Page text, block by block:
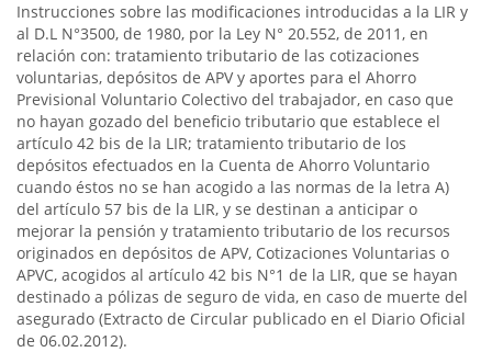
Instrucciones sobre las modificaciones introducidas a la LIR y
al D.L N°3500, de 1980, por la Ley N° 20.552, de 2011, en
relación con: tratamiento tributario de las cotizaciones
voluntarias, depósitos de APV y aportes para el Ahorro
Previsional Voluntario Colectivo del trabajador, en caso que
no hayan gozado del beneficio tributario que establece el
artículo 42 bis de la LIR; tratamiento tributario de los
depósitos efectuados en la Cuenta de Ahorro Voluntario
cuando éstos no se han acogido a las normas de la letra A)
del artículo 57 bis de la LIR, y se destinan a anticipar o
mejorar la pensión y tratamiento tributario de los recursos
originados en depósitos de APV, Cotizaciones Voluntarias o
APVC, acogidos al artículo 42 bis N°1 de la LIR, que se hayan
destinado a pólizas de seguro de vida, en caso de muerte del
asegurado (Extracto de Circular publicado en el Diario Oficial
de 06.02.2012).